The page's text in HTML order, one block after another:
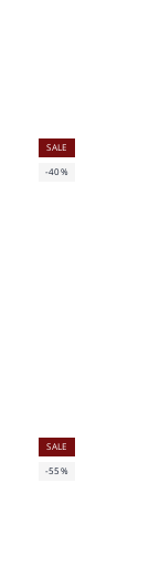
SALE
-40%
SALE
-55%